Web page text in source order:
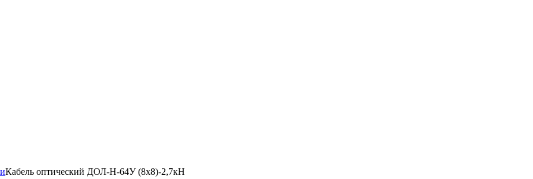
Кабель оптический ДОЛ-Н-64У (8х8)-2,7кН